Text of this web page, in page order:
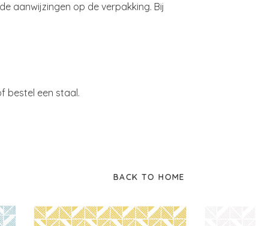
aanwijzingen op de verpakking. Bij
bestel een staal.
BACK TO HOME